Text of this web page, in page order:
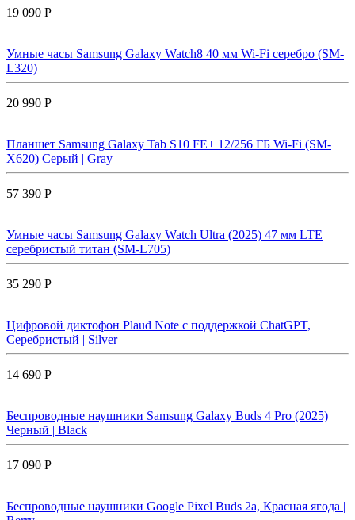
19 090 Р
Умные часы Samsung Galaxy Watch8 40 мм Wi-Fi серебро (SM-
L320)
20 990 Р
Планшет Samsung Galaxy Tab S10 FE+ 12/256 ГБ Wi-Fi (SM-
X620) Серый | Gray
57 390 Р
Умные часы Samsung Galaxy Watch Ultra (2025) 47 мм LTE
серебристый титан (SM-L705)
35 290 Р
Цифровой диктофон Plaud Note с поддержкой ChatGPT,
Серебристый | Silver
14 690 Р
Беспроводные наушники Samsung Galaxy Buds 4 Pro (2025)
Черный | Black
17 090 Р
Беспроводные наушники Google Pixel Buds 2a, Красная ягода |